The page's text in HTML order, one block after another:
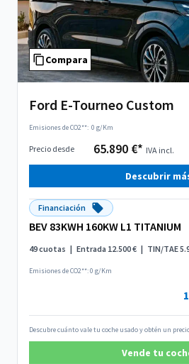
Compara
Ford E-Tourneo Custom
Emisiones de CO2**: 0 g/Km
Precio desde 65.890 €* IVA incl.
Descubrir
Financiación
BEV 83KWH 160KW L1 TITANIUM
49 cuotas | Entrada 12.500 € | TIN/TAE
Emisiones de CO2**: 0 g/Km
Descubre cuánto vale tu coche usado y obtén un
Vende tu